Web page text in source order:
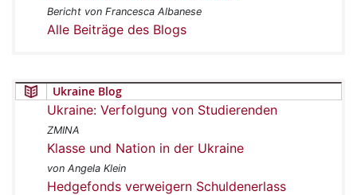
Bericht von Francesca Albanese
Alle Beiträge des Blogs
Ukraine Blog
Ukraine: Verfolgung von Studierenden
ZMINA
Klasse und Nation in der Ukraine
von Angela Klein
Hedgefonds verweigern Schuldenerlass